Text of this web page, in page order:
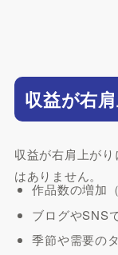
収益が右
収益が右肩上が
はありません。
作品数の増加
ブログやSNS
季節や需要の